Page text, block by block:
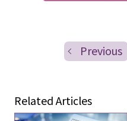
Previous
Related Articles